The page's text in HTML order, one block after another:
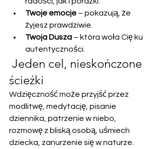
Twoje emocje – pokazują, że
żyjesz prawdziwie.
Twoja Dusza – która woła Cię ku
autentyczności.
ścieżki
Wdzięczność może przyjść przez
modlitwę, medytację, pisanie
dziennika, patrzenie w niebo,
rozmowę z bliską osobą, uśmiech
dziecka, zanurzenie się w naturze.